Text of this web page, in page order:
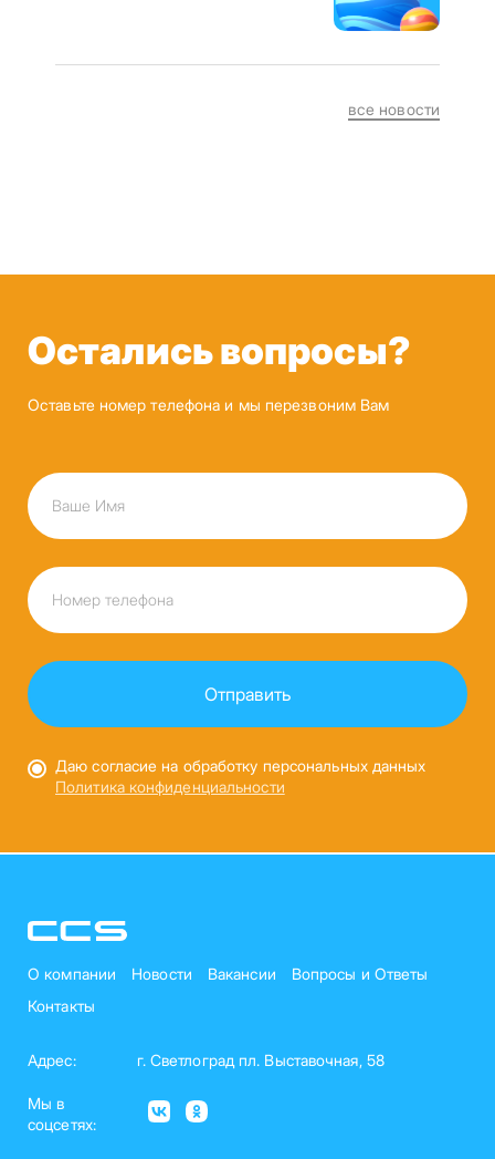
все новости
Остались вопросы?
Оставьте номер телефона и мы перезвоним Вам
Даю согласие на обработку персональных данных
Политика конфиденциальности
О компании Новости Вакансии
Вопросы и Ответы
Контакты
Адрес: г. Светлоград пл. Выставочная, 58
Мы в
соцсетях: